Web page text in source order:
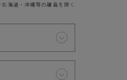
海道・沖縄等の離島を除く